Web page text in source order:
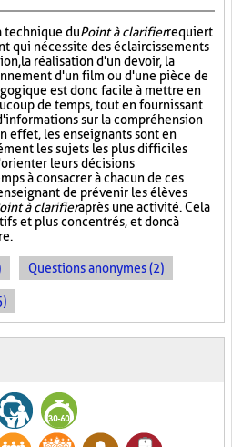
technique duPoint à clarifierrequiert
qui nécessite des éclaircissements
la réalisation d'un devoir, la
d'un film ou d'une pièce de
est donc facile à mettre en
de temps, tout en fournissant
sur la compréhension
effet, les enseignants sont en
les sujets les plus difficiles
leurs décisions
à consacrer à chacun de ces
de prévenir les élèves
à clarifieraprès une activité. Cela
et plus concentrés, et donc à
Questions anonymes (2)